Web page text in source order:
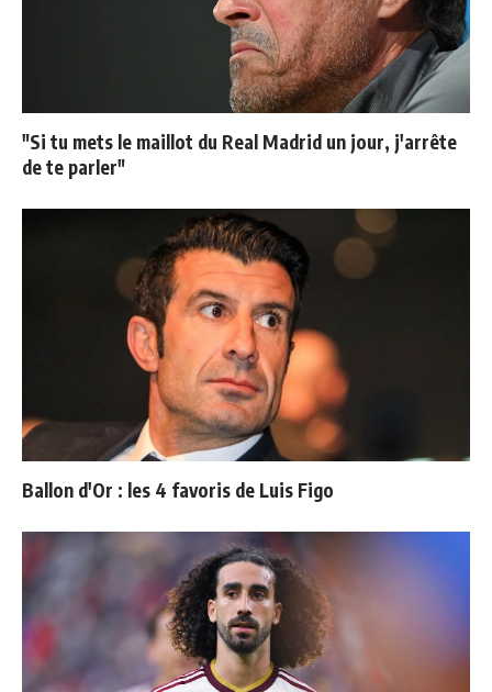
"Si tu mets le maillot du Real Madrid un jour, j'arrête
de te parler"
Ballon d'Or : les 4 favoris de Luis Figo